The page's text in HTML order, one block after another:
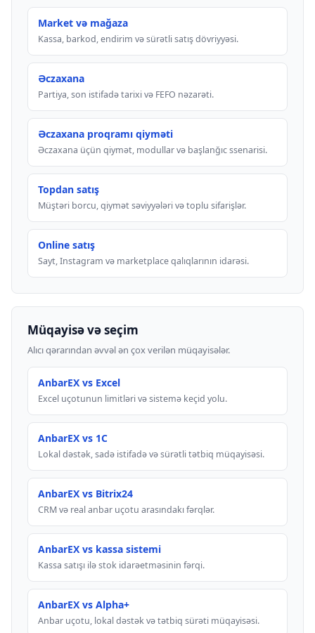
Market və mağaza
Kassa, barkod, endirim və sürətli satış dövriyyəsi.
Əczaxana
Partiya, son istifadə tarixi və FEFO nəzarəti.
Əczaxana proqramı qiyməti
Əczaxana üçün qiymət, modullar və başlanğıc ssenarisi.
Topdan satış
Müştəri borcu, qiymət səviyyələri və toplu sifarişlər.
Online satış
Sayt, Instagram və marketplace qalıqlarının idarəsi.
Müqayisə və seçim
Alıcı qərarından əvvəl ən çox verilən müqayisələr.
AnbarEX vs Excel
Excel uçotunun limitləri və sistemə keçid yolu.
AnbarEX vs 1C
Lokal dəstək, sadə istifadə və sürətli tətbiq müqayisəsi.
AnbarEX vs Bitrix24
CRM və real anbar uçotu arasındakı fərqlər.
AnbarEX vs kassa sistemi
Kassa satışı ilə stok idarəetməsinin fərqi.
AnbarEX vs Alpha+
Anbar uçotu, lokal dəstək və tətbiq sürəti müqayisəsi.